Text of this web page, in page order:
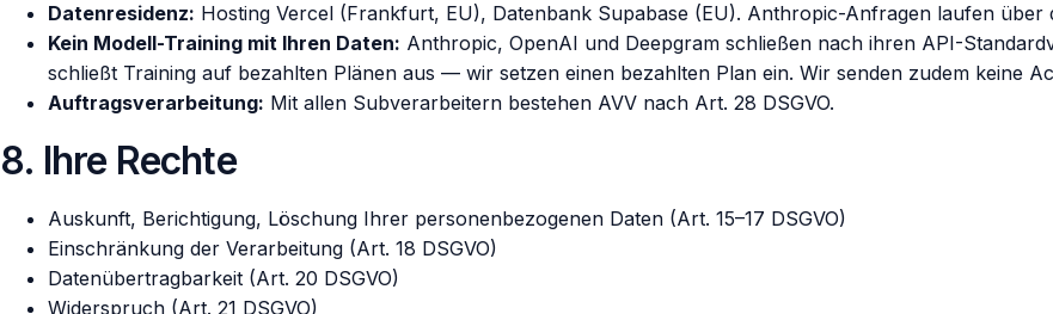
Datenresidenz: Hosting Vercel (Frankfurt, EU), Datenbank Supabase (EU). Anthropic-Anfragen laufen
Kein Modell-Training mit Ihren Daten: Anthropic, OpenAI und Deepgram schließen nach ihren API-
schließt Training auf bezahlten Plänen aus — wir setzen einen bezahlten Plan ein. Wir senden zudem keine
Auftragsverarbeitung: Mit allen Subverarbeitern bestehen AVV nach Art. 28 DSGVO.
8. Ihre Rechte
Auskunft, Berichtigung, Löschung Ihrer personenbezogenen Daten (Art. 15–17 DSGVO)
Einschränkung der Verarbeitung (Art. 18 DSGVO)
Datenübertragbarkeit (Art. 20 DSGVO)
Widerspruch (Art. 21 DSGVO)